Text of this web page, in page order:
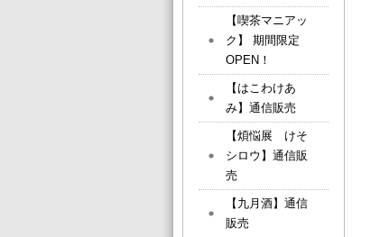
【喫茶マニアッ
ク】 期間限定
OPEN！
【はこわけあ
み】通信販売
【煩悩展 けそ
シロウ】通信販
売
【九月酒】通信
販売